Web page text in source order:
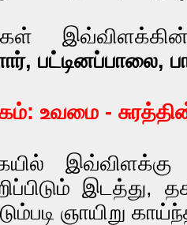
இவ்விளக்கின்
பட்டினப்பாலை,
உவமை -
இவ்விளக்கு
ஞாயிறு